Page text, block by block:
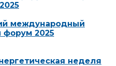
международный
форум 2025
неделя